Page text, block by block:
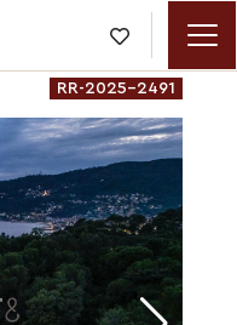

RR-2025-2491